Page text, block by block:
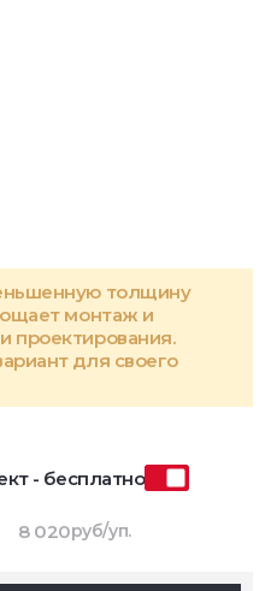
толщину
монтаж и
проектирования.
для своего
- бесплатно
8 020руб/уп.